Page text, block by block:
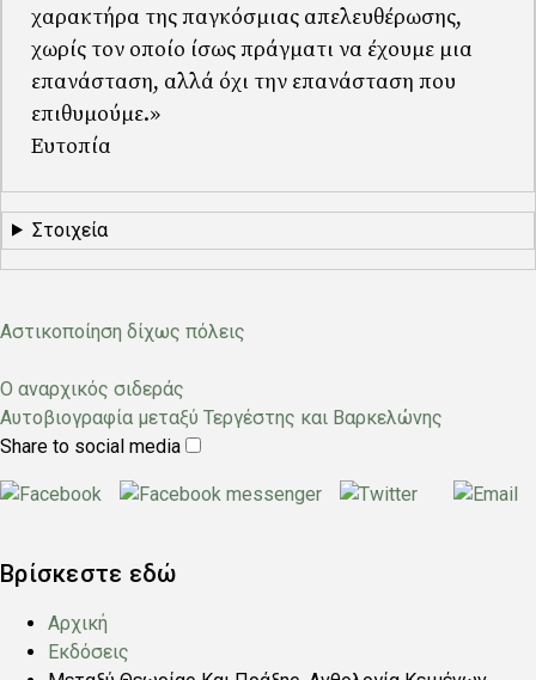
χαρακτήρα της παγκόσμιας απελευθέρωσης,
χωρίς τον οποίο ίσως πράγματι να έχουμε μια
επανάσταση, αλλά όχι την επανάσταση που
επιθυμούμε.»
Ευτοπία
Στοιχεία
Αστικοποίηση δίχως πόλεις
Ο αναρχικός σιδεράς
Υπότιτλος
Αυτοβιογραφία μεταξύ Τεργέστης και Βαρκελώνης
Share to social media
Βρίσκεστε εδώ
Αρχική
Εκδόσεις